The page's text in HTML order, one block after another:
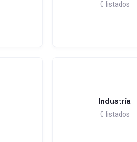
0 listados
Industría
0 listados